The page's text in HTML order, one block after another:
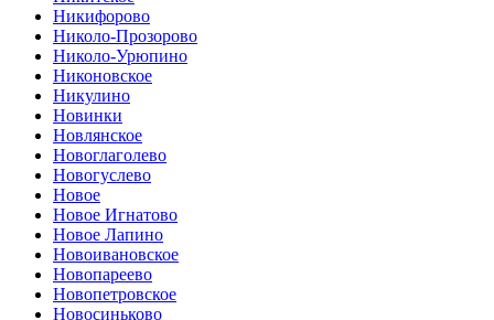
Никифорово
Николо-Прозорово
Николо-Урюпино
Никоновское
Никулино
Новинки
Новлянское
Новоглаголево
Новогуслево
Новое
Новое Игнатово
Новое Лапино
Новоивановское
Новопареево
Новопетровское
Новосиньково